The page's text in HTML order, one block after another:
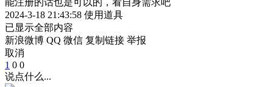
能注册的话也是可以的，看自身需求吧
2024-3-18 21:43:58 使用道具
已显示全部内容
新浪微博 QQ 微信 复制链接 举报
取消
1 0 0
说点什么...